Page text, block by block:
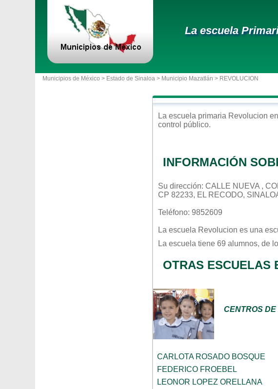
La escuela
Municipios de México > Estado de Sinaloa > Municipio Mazatlán > REVOLUCION
La escuela primaria Revolucion en
control público.
INFORMACIÓN
Su dirección: CALLE NUEVA ,
CP 82233, EL RECODO,
Teléfono: 9852609
La escuela Revolucion es una
La escuela tiene 69 alumnos, de
OTRAS ESCUELAS
CENTROS
CARLOTA ROSADO BOSQUE
FEDERICO FROEBEL
LEONOR LOPEZ ORELLANA